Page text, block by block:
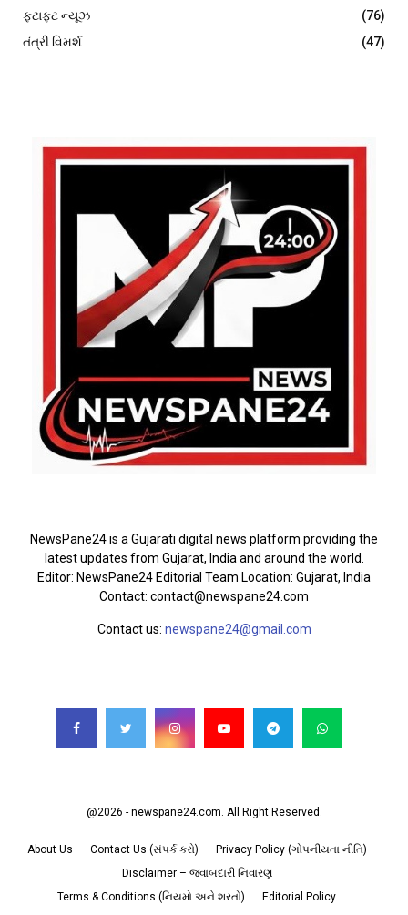
ફટાફટ ન્યૂઝ
(76)
તંત્રી વિમર્શ
(47)
NewsPane24 is a Gujarati digital news platform providing the
latest updates from Gujarat, India and around the world.
Editor: NewsPane24 Editorial Team Location: Gujarat, India
Contact: contact@newspane24.com
Contact us: newspane24@gmail.com
@2026 - newspane24.com. All Right Reserved.
About Us Contact Us (સંપર્ક કરો)
Privacy Policy (ગોપનીયતા નીતિ)
Disclaimer – જવાબદારી નિવારણ
Terms & Conditions (નિયમો અને શરતો)
Editorial Policy